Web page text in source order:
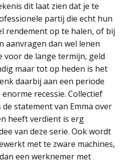
dit laat zien dat je te
partij die echt hun
rendement op te halen, of bij
aanvragen dan wel lenen
voor de lange termijn, geld
maar tot op heden is het
daarbij aan een periode
recessie. Collectief
statement van Emma over
heeft verdient is erg
van deze serie. Ook wordt
met te zware machines,
een werknemer met